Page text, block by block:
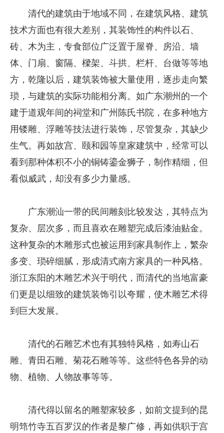
清代的建筑由于地域不同，在建筑风格、建筑
技术方面也有很大差别，其装饰性的构件以石、
砖、木为主，专食部位广泛置于屋脊、房沿、墙
体、门扇、窗隔、樑架、斗拱、栏杆、台做等等地
方，乾隆以后，建筑装饰被大量使用，逐步走向繁
琐，与建筑的实际功能相分离。如广东潮州的一个
建于道观年间的祠堂和广州陈氏书院，在多种地方
用镂雕、浮雕等技法进行装饰，尽管复杂，其缺少
生气。再如故宫、颐和园等皇家建筑中，经常可以
看到那种体积不小的铜铸鎏金狮子，制作精细，但
看似威武，却没有多少力量感。
广东潮汕一带的民间雕刻比较发达，其特点为
复杂、层次多，而且喜欢在雕塑完成后漆油贴金。
这种复杂的木雕形式也被运用到家具制作上，繁杂
多变、琐碎细腻，形成清式南方家具的一种风格。
浙江东阳的木雕艺术兴于明代，而清代的当地富豪
们更是以细致的建筑装饰引以夸耀，使木雕艺术得
到巨大发展。
清代的石雕艺术也有其独特风格，如寿山石
雕、青田石雕、菊花石雕等等。这些特色各异的动
物、植物、人物故事等等。
清代得以留名的雕塑家较多，如前文提到的昆
明筇竹寺五百罗汉的作者是黎广修，再如供职于宫